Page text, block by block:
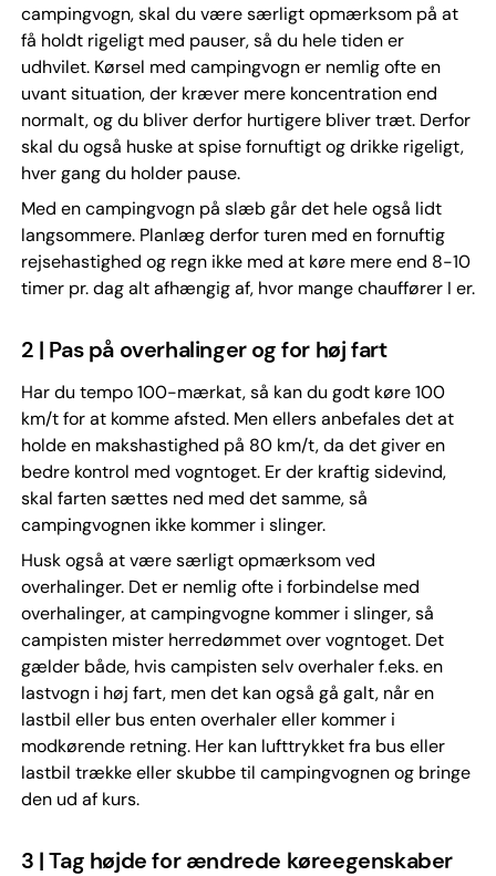
campingvogn, skal du være særligt opmærksom på at
få holdt rigeligt med pauser, så du hele tiden er
udhvilet. Kørsel med campingvogn er nemlig ofte en
uvant situation, der kræver mere koncentration end
normalt, og du bliver derfor hurtigere bliver træt. Derfor
skal du også huske at spise fornuftigt og drikke rigeligt,
hver gang du holder pause.
Med en campingvogn på slæb går det hele også lidt
langsommere. Planlæg derfor turen med en fornuftig
rejsehastighed og regn ikke med at køre mere end 8-10
timer pr. dag alt afhængig af, hvor mange chauffører I er.
2 | Pas på overhalinger og for høj fart
Har du tempo 100-mærkat, så kan du godt køre 100
km/t for at komme afsted. Men ellers anbefales det at
holde en makshastighed på 80 km/t, da det giver en
bedre kontrol med vogntoget. Er der kraftig sidevind,
skal farten sættes ned med det samme, så
campingvognen ikke kommer i slinger.
Husk også at være særligt opmærksom ved
overhalinger. Det er nemlig ofte i forbindelse med
overhalinger, at campingvogne kommer i slinger, så
campisten mister herredømmet over vogntoget. Det
gælder både, hvis campisten selv overhaler f.eks. en
lastvogn i høj fart, men det kan også gå galt, når en
lastbil eller bus enten overhaler eller kommer i
modkørende retning. Her kan lufttrykket fra bus eller
lastbil trække eller skubbe til campingvognen og bringe
den ud af kurs.
3 | Tag højde for ændrede køreegenskaber